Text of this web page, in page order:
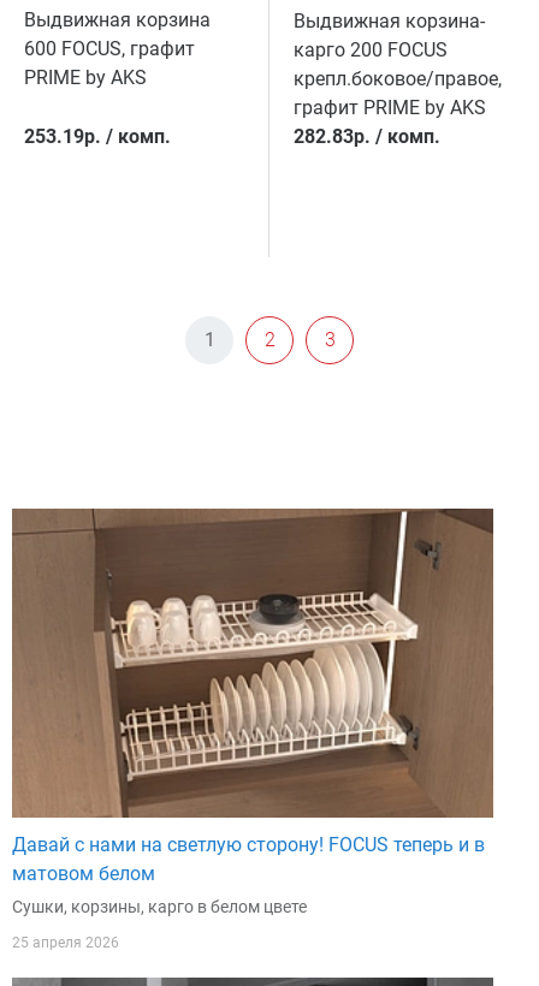
Выдвижная корзина
600 FOCUS, графит
PRIME by AKS
253.19р. / комп.
Выдвижная корзина-
карго 200 FOCUS
крепл.боковое/правое,
графит PRIME by AKS
282.83р. / комп.
1 2 3
Давай с нами на светлую сторону! FOCUS теперь и в
матовом белом
Сушки, корзины, карго в белом цвете
25 апреля 2026